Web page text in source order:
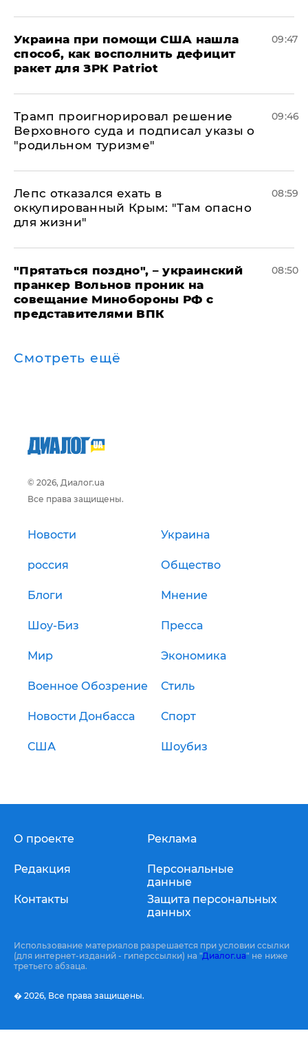
Украина при помощи США нашла
способ, как восполнить дефицит
ракет для ЗРК Patriot
09:47
Трамп проигнорировал решение
Верховного суда и подписал указы о
"родильном туризме"
09:46
Лепс отказался ехать в
оккупированный Крым: "Там опасно
для жизни"
08:59
"Прятаться поздно", – украинский
пранкер Вольнов проник на
совещание Минобороны РФ с
представителями ВПК
08:50
Смотреть ещё
© 2026, Диалог.ua
Все права защищены.
Новости Украина
россия Общество
Блоги Мнение
Шоу-Биз Пресса
Мир Экономика
Военное Обозрение Стиль
Новости Донбасса Спорт
США Шоубиз
О проекте
Редакция
Контакты
Реклама
Персональные
данные
Защита персональных
данных
Использование материалов разрешается при условии ссылки
(для интернет-изданий - гиперссылки) на "Диалог.ua" не ниже
третьего абзаца.
� 2026, Все права защищены.